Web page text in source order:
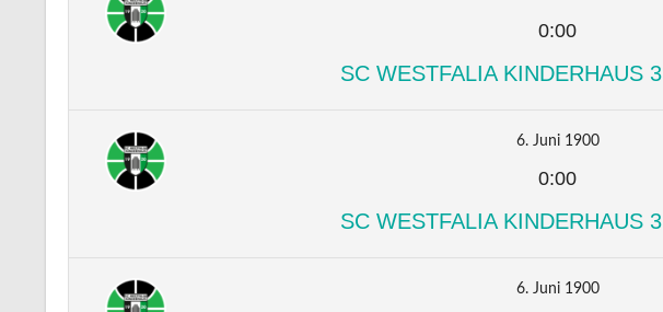
0:00
SC WESTFALIA KINDERHAUS 3
6. Juni 1900
0:00
SC WESTFALIA KINDERHAUS 3
6. Juni 1900